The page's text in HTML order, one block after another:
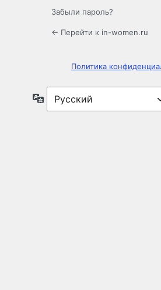
Забыли пароль?
← Перейти к in-women.ru
Политика
Язык